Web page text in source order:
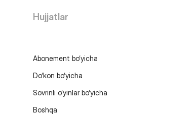
Hujjatlar
Abonement bo‘yicha
Do‘kon bo‘yicha
Sovrinli o‘yinlar bo‘yicha
Boshqa